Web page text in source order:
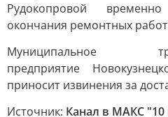
Рудокопровой
окончания ремонтных
Муниципальное
предприятие
приносит извинения за
Источник: Канал в МАКС "10